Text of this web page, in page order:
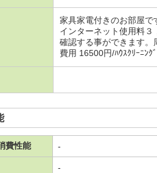
家具家電付きのお部屋で
インターネット使用料
確認する事ができます
費用 16500円/ﾊｳｽｸﾘｰﾆﾝｸ
費性能 -
-